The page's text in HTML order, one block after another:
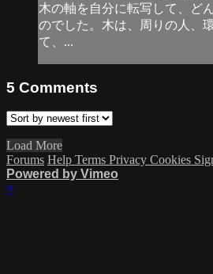
木の軸を自分に転写して、ど
のでした。木は、周りの人、
て、...
5 Comments
Load More
Forums Help Terms Privacy Cookies
Powered by Vimeo
×